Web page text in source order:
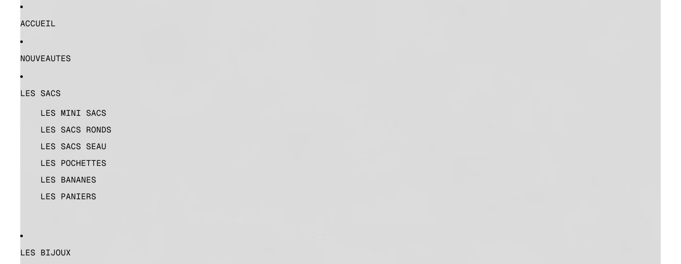
ACCUEIL
NOUVEAUTES
LES SACS
LES MINI SACS
LES SACS RONDS
LES SACS SEAU
LES POCHETTES
LES BANANES
LES PANIERS
LES BIJOUX